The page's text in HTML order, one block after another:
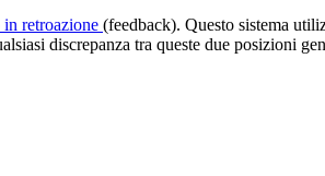
retroazione (feedback). Questo sistema
discrepanza tra queste due posizioni